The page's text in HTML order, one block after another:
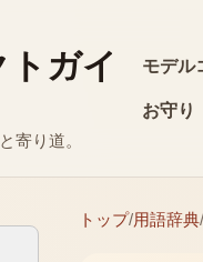
ガイ
寄り道。
モデル
お守り
トップ/用語辞典/